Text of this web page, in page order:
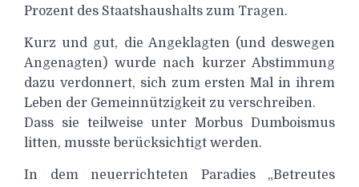
Prozent des Staatshaushalts zum Tragen.
Kurz und gut, die Angeklagten (und deswegen
Angenagten) wurde nach kurzer Abstimmung
dazu verdonnert, sich zum ersten Mal in ihrem
Leben der Gemeinnützigkeit zu verschreiben.
Dass sie teilweise unter Morbus Dumboismus
litten, musste berücksichtigt werden.
In dem neuerrichteten Paradies „Betreutes